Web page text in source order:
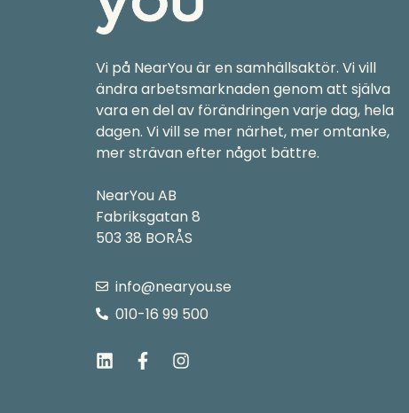
Vi på NearYou är en samhällsaktör. Vi vill
ändra arbetsmarknaden genom att själva
vara en del av förändringen varje dag, hela
dagen. Vi vill se mer närhet, mer omtanke,
mer strävan efter något bättre.
NearYou AB
Fabriksgatan 8
503 38 BORÅS
info@nearyou.se
010-16 99 500
i
n
a
c
n
s